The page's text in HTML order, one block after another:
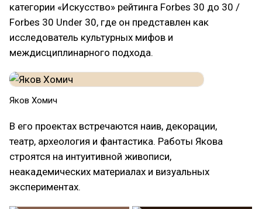
категории «Искусство» рейтинга Forbes 30 до 30 /
Forbes 30 Under 30, где он представлен как
исследователь культурных мифов и
междисциплинарного подхода.
Яков Хомич
В его проектах встречаются наив, декорации,
театр, археология и фантастика. Работы Якова
строятся на интуитивной живописи,
неакадемических материалах и визуальных
экспериментах.